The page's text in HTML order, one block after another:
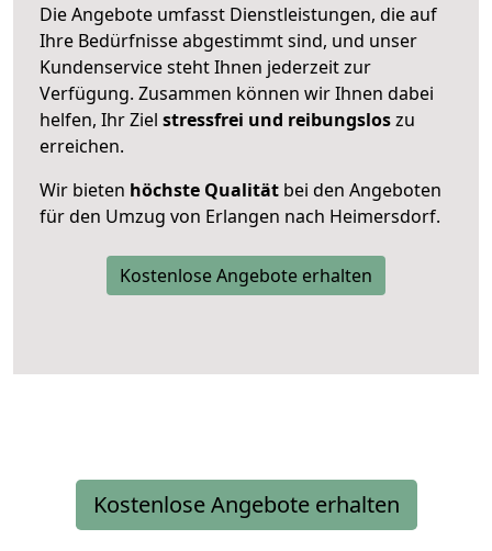
Die Angebote umfasst Dienstleistungen, die auf
Ihre Bedürfnisse abgestimmt sind, und unser
Kundenservice steht Ihnen jederzeit zur
Verfügung. Zusammen können wir Ihnen dabei
helfen, Ihr Ziel stressfrei und reibungsloszu
erreichen.
Wir bieten höchste Qualität bei den Angeboten
für den Umzug von Erlangen nach Heimersdorf.
Kostenlose Angebote erhalten
Kostenlose Angebote erhalten